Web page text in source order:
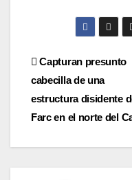
de
entradas
Capturan presunto
cabecilla de una
estructura disidente
Farc en el norte del